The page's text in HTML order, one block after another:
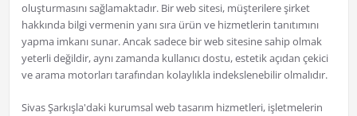
oluşturmasını sağlamaktadır. Bir web sitesi, müşterilere şirket
hakkında bilgi vermenin yanı sıra ürün ve hizmetlerin tanıtımını
yapma imkanı sunar. Ancak sadece bir web sitesine sahip olmak
yeterli değildir, aynı zamanda kullanıcı dostu, estetik açıdan çekici
ve arama motorları tarafından kolaylıkla indekslenebilir olmalıdır.
Sivas Şarkışla'daki kurumsal web tasarım hizmetleri, işletmelerin